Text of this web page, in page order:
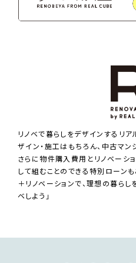
リノベで暮らしをデザインするリア
ザイン・施工はもちろん、中古マン
さらに物件購入費用とリノベーシ
して組むことのできる特別ローン
＋リノベーションで、理想の暮らし
ベしよう」